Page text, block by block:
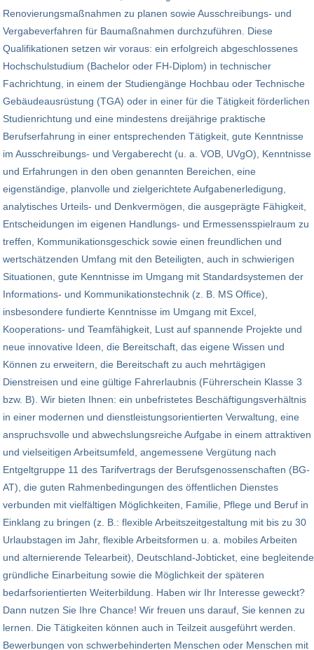
Renovierungsmaßnahmen zu planen sowie Ausschreibungs- und
Vergabeverfahren für Baumaßnahmen durchzuführen. Diese
Qualifikationen setzen wir voraus: ein erfolgreich abgeschlossenes
Hochschulstudium (Bachelor oder FH-Diplom) in technischer
Fachrichtung, in einem der Studiengänge Hochbau oder Technische
Gebäudeausrüstung (TGA) oder in einer für die Tätigkeit förderlichen
Studienrichtung und eine mindestens dreijährige praktische
Berufserfahrung in einer entsprechenden Tätigkeit, gute Kenntnisse
im Ausschreibungs- und Vergaberecht (u. a. VOB, UVgO), Kenntnisse
und Erfahrungen in den oben genannten Bereichen, eine
eigenständige, planvolle und zielgerichtete Aufgabenerledigung,
analytisches Urteils- und Denkvermögen, die ausgeprägte Fähigkeit,
Entscheidungen im eigenen Handlungs- und Ermessensspielraum zu
treffen, Kommunikationsgeschick sowie einen freundlichen und
wertschätzenden Umfang mit den Beteiligten, auch in schwierigen
Situationen, gute Kenntnisse im Umgang mit Standardsystemen der
Informations- und Kommunikationstechnik (z. B. MS Office),
insbesondere fundierte Kenntnisse im Umgang mit Excel,
Kooperations- und Teamfähigkeit, Lust auf spannende Projekte und
neue innovative Ideen, die Bereitschaft, das eigene Wissen und
Können zu erweitern, die Bereitschaft zu auch mehrtägigen
Dienstreisen und eine gültige Fahrerlaubnis (Führerschein Klasse 3
bzw. B). Wir bieten Ihnen: ein unbefristetes Beschäftigungsverhältnis
in einer modernen und dienstleistungsorientierten Verwaltung, eine
anspruchsvolle und abwechslungsreiche Aufgabe in einem attraktiven
und vielseitigen Arbeitsumfeld, angemessene Vergütung nach
Entgeltgruppe 11 des Tarifvertrags der Berufsgenossenschaften (BG-
AT), die guten Rahmenbedingungen des öffentlichen Dienstes
verbunden mit vielfältigen Möglichkeiten, Familie, Pflege und Beruf in
Einklang zu bringen (z. B.: flexible Arbeitszeitgestaltung mit bis zu 30
Urlaubstagen im Jahr, flexible Arbeitsformen u. a. mobiles Arbeiten
und alternierende Telearbeit), Deutschland-Jobticket, eine begleitende
gründliche Einarbeitung sowie die Möglichkeit der späteren
bedarfsorientierten Weiterbildung. Haben wir Ihr Interesse geweckt?
Dann nutzen Sie Ihre Chance! Wir freuen uns darauf, Sie kennen zu
lernen. Die Tätigkeiten können auch in Teilzeit ausgeführt werden.
Bewerbungen von schwerbehinderten Menschen oder Menschen mit